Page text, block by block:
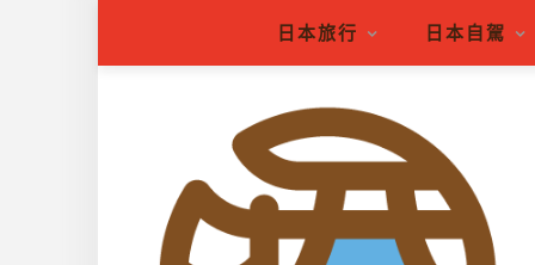
日本旅行 日本自駕